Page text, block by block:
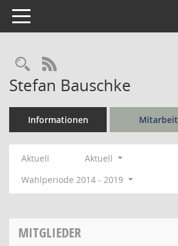
Toggle navigation
Rechercheauswahl
RSS-Feed
Stefan Bauschke
Informationen Mitarbeit
Aktuell
Aktuell
Wahlperiode 2014 - 2019
MITGLIEDER